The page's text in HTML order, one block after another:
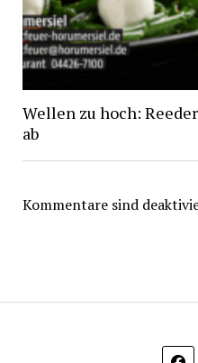
Wellen zu hoch:
ab
Kommentare sind